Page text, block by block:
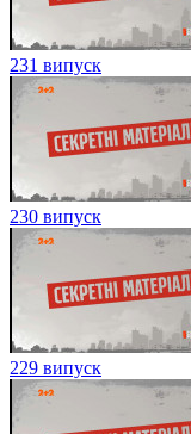
231 випуск
230 випуск
229 випуск